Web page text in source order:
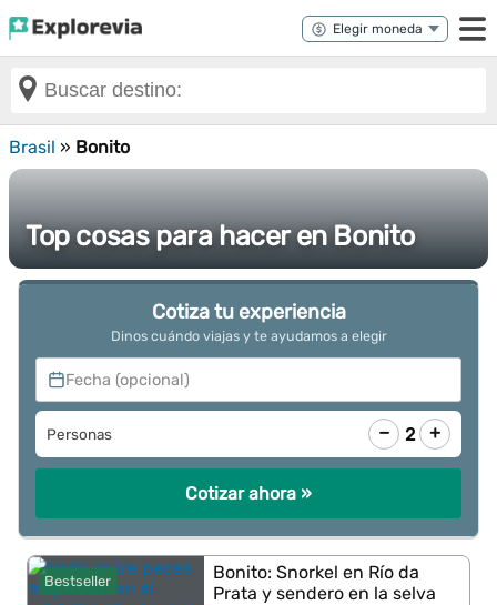
Brasil » Bonito
Top cosas para hacer en Bonito
Cotiza tu experiencia
Dinos cuándo viajas y te ayudamos a elegir
Fecha (opcional)
Personas − 2 +
Cotizar ahora »
Bestseller
Bonito: Snorkel en Río da
Prata y sendero en la selva